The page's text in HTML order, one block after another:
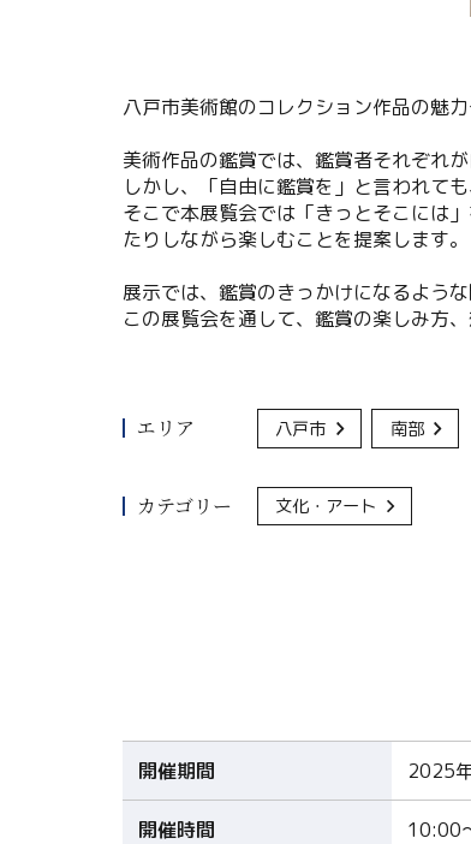
八戸市美術館のコレクション作品の魅
美術作品の鑑賞では、鑑賞者それぞれ
しかし、「自由に鑑賞を」と言われて
そこで本展覧会では「きっとそこには
たりしながら楽しむことを提案します。
展示では、鑑賞のきっかけになるよう
この展覧会を通して、鑑賞の楽しみ方
エリア 八戸市 南部
カテゴリー 文化・アート
開催期間 2025
開催時間 10:00